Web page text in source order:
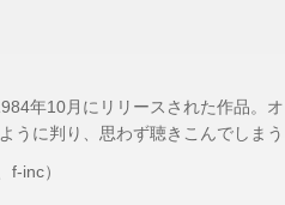
年10月にリリースされた作品。
うに判り、思わず聴きこんでしま
f-inc）